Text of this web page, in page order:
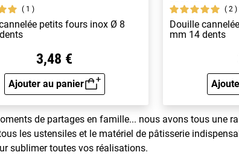
1
petits fours inox Ø 8
3,48 €
Ajouter au panier
Aperçu rapide
2
Douille
mm 14 dents
de partages en famille... nous avons tous une
les ustensiles et le matériel de pâtisserie
sublimer toutes vos réalisations.